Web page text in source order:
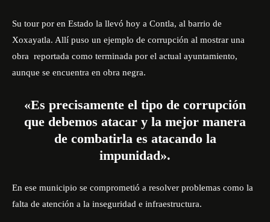
Su tour por en Estado la llevó hoy a Contla, al barrio de
Xoxayatla. Allí puso un ejemplo de corrupción al mostrar una
obra reportada como terminada por el actual ayuntamiento,
aunque se encuentra en obra negra.
«Es precisamente el tipo de corrupción
que debemos atacar y la mejor manera
de combatirla es atacando la
impunidad».
En ese municipio se comprometió a resolver problemas como la
falta de atención a la inseguridad e infraestructura.